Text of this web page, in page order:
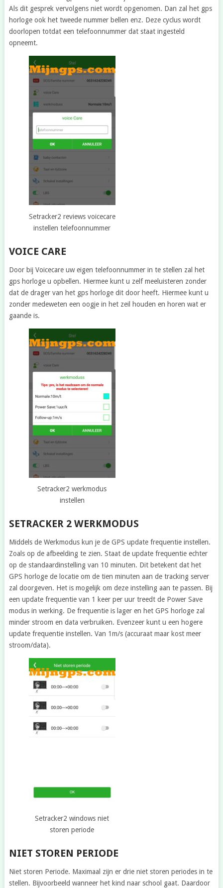
Als dit gesprek vervolgens niet wordt opgenomen. Dan zal het gps
horloge ook het tweede nummer bellen enz. Deze cyclus wordt
doorlopen totdat een telefoonnummer dat staat ingesteld
opneemt.
Setracker2 reviews voicecare
instellen telefoonnummer
VOICE CARE
Door bij Voicecare uw eigen telefoonnummer in te stellen zal het
gps horloge u opbellen. Hiermee kunt u zelf meeluisteren zonder
dat de drager van het gps horloge dit door heeft. Hiermee kunt u
zonder medeweten een oogje in het zeil houden en horen wat er
gaande is.
Setracker2 werkmodus
instellen
SETRACKER 2 WERKMODUS
Middels de Werkmodus kun je de GPS update frequentie instellen.
Zoals op de afbeelding te zien. Staat de update frequentie echter
op de standaardinstelling van 10 minuten. Dit betekent dat het
GPS horloge de locatie om de tien minuten aan de tracking server
zal doorgeven. Het is mogelijk om deze instelling aan te passen. Bij
een update frequentie van 1 keer per uur treedt de Power Save
modus in werking. De frequentie is lager en het GPS horloge zal
minder stroom en data verbruiken. Evenzeer kunt u een hogere
update frequentie instellen. Van 1m/s (accuraat maar kost meer
stroom/data).
Setracker2 windows niet
storen periode
NIET STOREN PERIODE
Niet storen Periode. Maximaal zijn er drie niet storen periodes in te
stellen. Bijvoorbeeld wanneer het kind naar school gaat. Daardoor